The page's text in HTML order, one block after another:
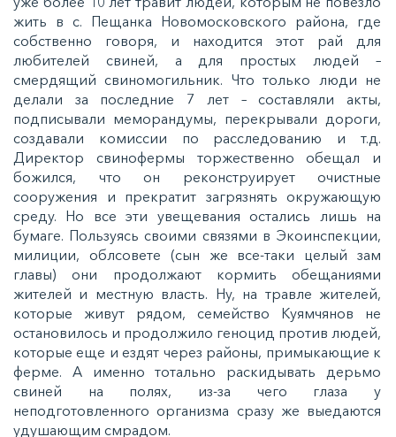
жить в с. Пещанка Новомосковского района, где
собственно говоря, и находится этот рай для
любителей свиней, а для простых людей –
смердящий свиномогильник. Что только люди не
делали за последние 7 лет – составляли акты,
подписывали меморандумы, перекрывали дороги,
создавали комиссии по расследованию и т.д.
Директор свинофермы торжественно обещал и
божился, что он реконструирует очистные
сооружения и прекратит загрязнять окружающую
среду. Но все эти увещевания остались лишь на
бумаге. Пользуясь своими связями в Экоинспекции,
милиции, облсовете (сын же все-таки целый зам
главы) они продолжают кормить обещаниями
жителей и местную власть. Ну, на травле жителей,
которые живут рядом, семейство Куямчянов не
остановилось и продолжило геноцид против людей,
которые еще и ездят через районы, примыкающие к
ферме. А именно тотально раскидывать дерьмо
свиней на полях, из-за чего глаза у
неподготовленного организма сразу же выедаются
удушающим смрадом.